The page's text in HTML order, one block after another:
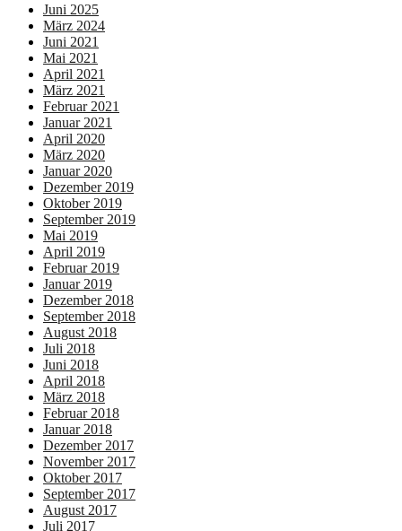
Juni 2025
März 2024
Juni 2021
Mai 2021
April 2021
März 2021
Februar 2021
Januar 2021
April 2020
März 2020
Januar 2020
Dezember 2019
Oktober 2019
September 2019
Mai 2019
April 2019
Februar 2019
Januar 2019
Dezember 2018
September 2018
August 2018
Juli 2018
Juni 2018
April 2018
März 2018
Februar 2018
Januar 2018
Dezember 2017
November 2017
Oktober 2017
September 2017
August 2017
Juli 2017